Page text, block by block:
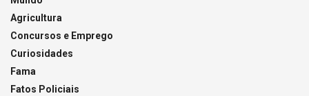
Agricultura
Concursos e Emprego
Curiosidades
Fama
Fatos Policiais